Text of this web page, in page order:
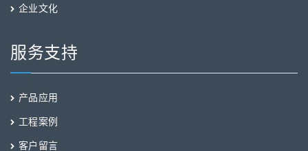
企业文化
服务支持
产品应用
工程案例
客户留言